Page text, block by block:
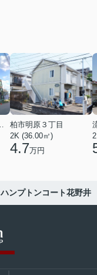
柏市明原３丁目
2K (36.00㎡)
4.7万円
ハンプトンコート花野井